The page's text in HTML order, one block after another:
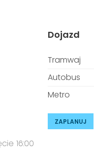
16:00
Dojazd
Tramwaj
Autobus
Metro
ZAPLANUJ